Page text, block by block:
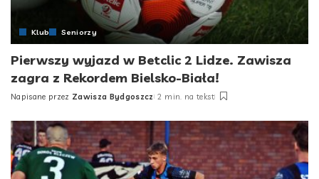
Klub Seniorzy
Pierwszy wyjazd w Betclic 2 Lidze. Zawisza
zagra z Rekordem Bielsko-Biała!
Napisane przez Zawisza Bydgoszcz 2 min. na tekst